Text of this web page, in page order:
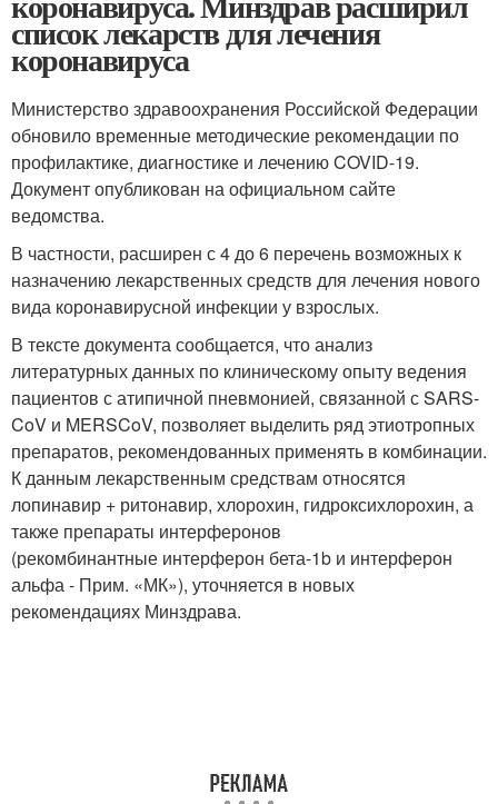
список лекарств для лечения
коронавируса
Министерство здравоохранения Российской Федерации
обновило временные методические рекомендации по
профилактике, диагностике и лечению COVID-19.
Документ опубликован на официальном сайте
ведомства.
В частности, расширен с 4 до 6 перечень возможных к
назначению лекарственных средств для лечения нового
вида коронавирусной инфекции у взрослых.
В тексте документа сообщается, что анализ
литературных данных по клиническому опыту ведения
пациентов с атипичной пневмонией, связанной с SARS-
CoV и MERSCoV, позволяет выделить ряд этиотропных
препаратов, рекомендованных применять в комбинации.
К данным лекарственным средствам относятся
лопинавир + ритонавир, хлорохин, гидроксихлорохин, а
также препараты интерферонов
(рекомбинантные интерферон бета-1b и интерферон
альфа - Прим. «МК»), уточняется в новых
рекомендациях Минздрава.